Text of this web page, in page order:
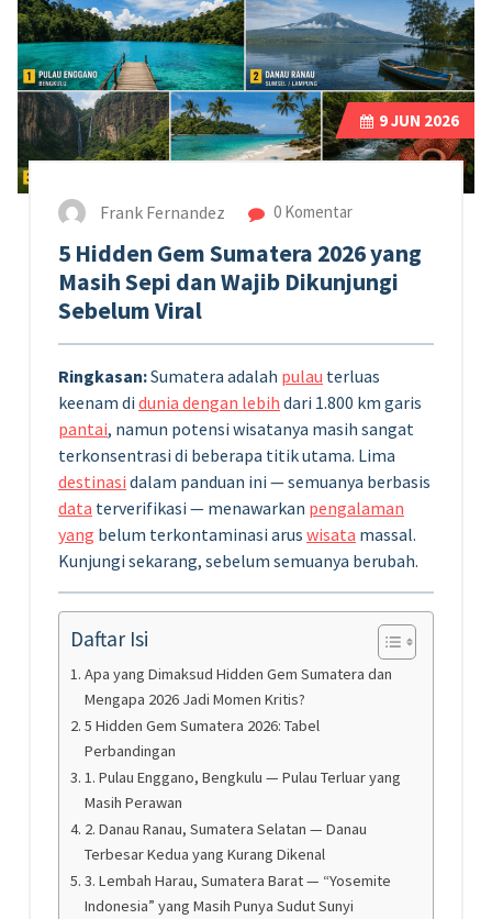
9JUN 2026
Frank Fernandez 0 Komentar
5 Hidden Gem Sumatera 2026 yang
Masih Sepi dan Wajib Dikunjungi
Sebelum Viral
Ringkasan:Sumatera adalah pulau terluas
keenam di dunia dengan lebih dari 1.800 km garis
pantai, namun potensi wisatanya masih sangat
terkonsentrasi di beberapa titik utama. Lima
destinasi dalam panduan ini — semuanya berbasis
data terverifikasi — menawarkan pengalaman
yang belum terkontaminasi arus wisata massal.
Kunjungi sekarang, sebelum semuanya berubah.
Daftar Isi
Apa yang Dimaksud Hidden Gem Sumatera dan
Mengapa 2026 Jadi Momen Kritis?
5 Hidden Gem Sumatera 2026: Tabel
Perbandingan
1. Pulau Enggano, Bengkulu — Pulau Terluar yang
Masih Perawan
2. Danau Ranau, Sumatera Selatan — Danau
Terbesar Kedua yang Kurang Dikenal
3. Lembah Harau, Sumatera Barat — “Yosemite
Indonesia” yang Masih Punya Sudut Sunyi